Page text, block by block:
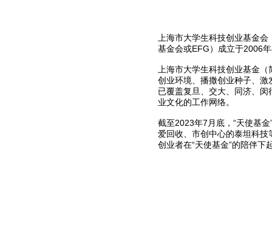
上海市大学生科技创业基金
基金会或EFG）成立于2006
上海市大学生科技创业基金
创业环境、播撒创业种子、
已覆盖复旦、交大、同济、
业文化的工作网络。
截至2023年7月底，“天使基
爱回收、市创中心的泰坦科
创业者在“天使基金”的陪伴下